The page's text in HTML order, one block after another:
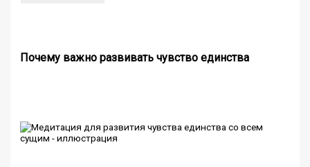
Почему важно развивать чувство единства